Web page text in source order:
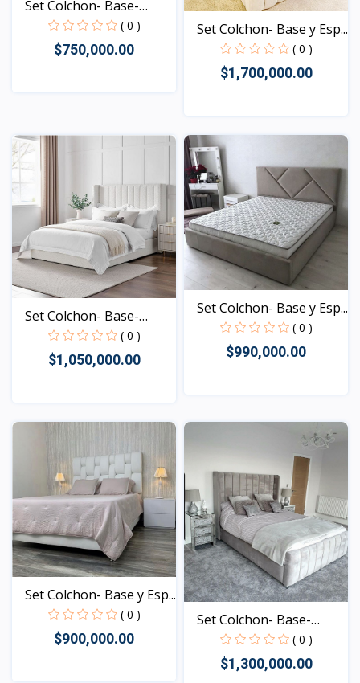
Set Colchon- Base-
Espa...
( 0 )
$750,000.00
Set Colchon- Base y Esp...
( 0 )
$1,700,000.00
Vista
Set Colchon- Base-
Espa...
( 0 )
$1,050,000.00
Vista
Set Colchon- Base y Esp...
( 0 )
$990,000.00
Set Colchon- Base y Esp...
( 0 )
$900,000.00
Set Colchon- Base-
Espa...
( 0 )
$1,300,000.00